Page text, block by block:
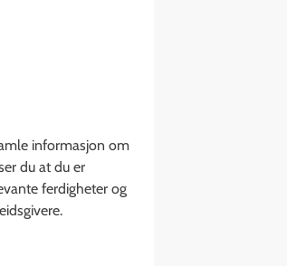
informasjon om
du at du er
ferdigheter og